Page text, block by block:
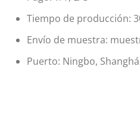
Tiempo de producción:
Envío de muestra:
Puerto: Ningbo,